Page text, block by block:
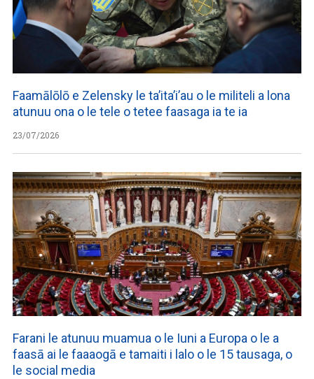
Faamālōlō e Zelensky le ta’ita’i’au o le militeli a lona
atunuu ona o le tele o tetee faasaga ia te ia
23/07/2026
Farani le atunuu muamua o le Iuni a Europa o le a
faasā ai le faaaogā e tamaiti i lalo o le 15 tausaga, o
le social media